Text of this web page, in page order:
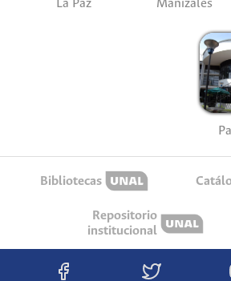
La Paz Manizales
Bibliotecas
Repositorio
institucional